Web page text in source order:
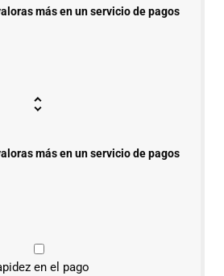
más en un servicio de pagos
más en un servicio de pagos
en el pago